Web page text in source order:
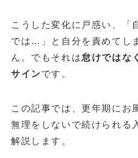
こうした変化に戸惑い、「
では…」と自分を責めてし
ん。でもそれは怠けではな
サインです。
この記事では、更年期にお
無理をしないで続けられる
解説します。